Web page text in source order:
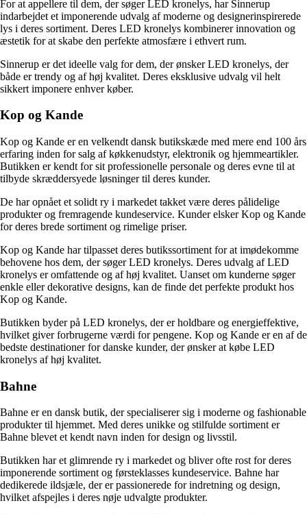
For at appellere til dem, der søger LED kronelys, har Sinnerup
indarbejdet et imponerende udvalg af moderne og designerinspirerede
lys i deres sortiment. Deres LED kronelys kombinerer innovation og
æstetik for at skabe den perfekte atmosfære i ethvert rum.
Sinnerup er det ideelle valg for dem, der ønsker LED kronelys, der
både er trendy og af høj kvalitet. Deres eksklusive udvalg vil helt
sikkert imponere enhver køber.
Kop og Kande
Kop og Kande er en velkendt dansk butikskæde med mere end 100 års
erfaring inden for salg af køkkenudstyr, elektronik og hjemmeartikler.
Butikken er kendt for sit professionelle personale og deres evne til at
tilbyde skræddersyede løsninger til deres kunder.
De har opnået et solidt ry i markedet takket være deres pålidelige
produkter og fremragende kundeservice. Kunder elsker Kop og Kande
for deres brede sortiment og rimelige priser.
Kop og Kande har tilpasset deres butikssortiment for at imødekomme
behovene hos dem, der søger LED kronelys. Deres udvalg af LED
kronelys er omfattende og af høj kvalitet. Uanset om kunderne søger
enkle eller dekorative designs, kan de finde det perfekte produkt hos
Kop og Kande.
Butikken byder på LED kronelys, der er holdbare og energieffektive,
hvilket giver forbrugerne værdi for pengene. Kop og Kande er en af ​​de
bedste destinationer for danske kunder, der ønsker at købe LED
kronelys af høj kvalitet.
Bahne
Bahne er en dansk butik, der specialiserer sig i moderne og fashionable
produkter til hjemmet. Med deres unikke og stilfulde sortiment er
Bahne blevet et kendt navn inden for design og livsstil.
Butikken har et glimrende ry i markedet og bliver ofte rost for deres
imponerende sortiment og førsteklasses kundeservice. Bahne har
dedikerede ildsjæle, der er passionerede for indretning og design,
hvilket afspejles i deres nøje udvalgte produkter.